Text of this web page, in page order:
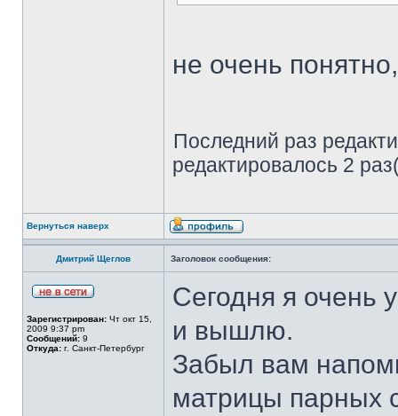
не очень
Последний раз
редактировалось 2
Вернуться наверх
Дмитрий Щеглов Заголовок сообщения:
Зарегистрирован: Чт окт 15,
2009 9:37 pm
Сообщений: 9
Откуда: г. Санкт-Петербург
Сегодня я очень
и вышлю.
Забыл вам
матрицы парных